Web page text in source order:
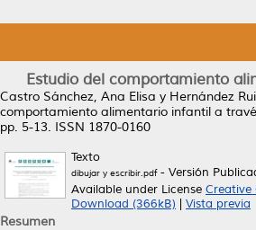
Estudio del comportamiento
Castro Sánchez, Ana Elisa y Hernández
comportamiento alimentario infantil a
pp. 5-13. ISSN 1870-0160
Texto
dibujar y escribir.pdf- Versión
Available under License Creative
Download (366kB)
Vista previa
Resumen